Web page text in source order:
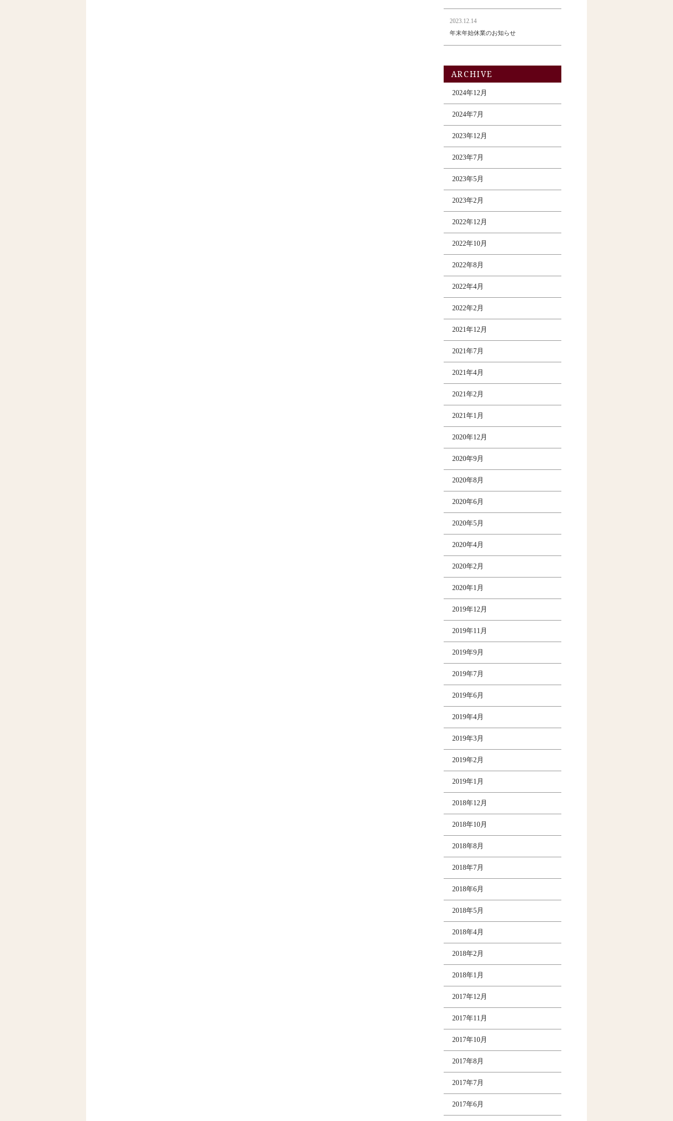
2023.12.14
年末年始休業のお知らせ
ARCHIVE
2024年12月
2024年7月
2023年12月
2023年7月
2023年5月
2023年2月
2022年12月
2022年10月
2022年8月
2022年4月
2022年2月
2021年12月
2021年7月
2021年4月
2021年2月
2021年1月
2020年12月
2020年9月
2020年8月
2020年6月
2020年5月
2020年4月
2020年2月
2020年1月
2019年12月
2019年11月
2019年9月
2019年7月
2019年6月
2019年4月
2019年3月
2019年2月
2019年1月
2018年12月
2018年10月
2018年8月
2018年7月
2018年6月
2018年5月
2018年4月
2018年2月
2018年1月
2017年12月
2017年11月
2017年10月
2017年8月
2017年7月
2017年6月